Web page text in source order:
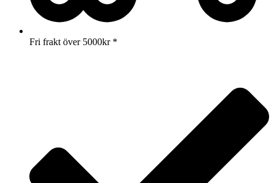
Fri frakt över 5000kr *